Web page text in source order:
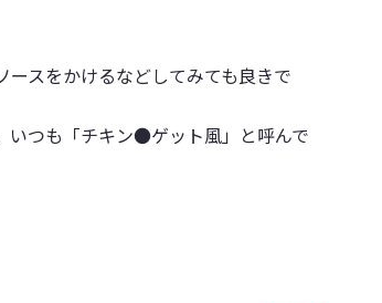
スをかけるなどしてみても良きで
いつも「チキン●ゲット風」と呼んで